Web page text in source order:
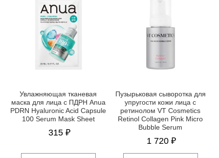
Увлажняющая тканевая
маска для лица с ПДРН Anua
PDRN Hyaluronic Acid Capsule
100 Serum Mask Sheet
315 ₽
Пузырьковая сыворотка для
упругости кожи лица с
ретинолом VT Cosmetics
Retinol Collagen Pink Micro
Bubble Serum
1 720 ₽